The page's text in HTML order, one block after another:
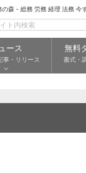
の森 - 総務 労務 経理 法務 今
ース
事・リリース
無料
書式・